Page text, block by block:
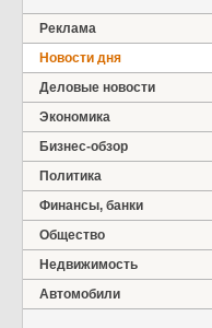
Реклама
Новости дня
Деловые новости
Экономика
Бизнес-обзор
Политика
Финансы, банки
Общество
Недвижимость
Автомобили